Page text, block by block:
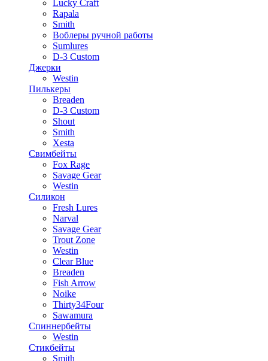
Lucky Craft
Rapala
Smith
Воблеры ручной работы
Sumlures
D-3 Custom
Джерки
Westin
Пилькеры
Breaden
D-3 Custom
Shout
Smith
Xesta
Свимбейты
Fox Rage
Savage Gear
Westin
Силикон
Fresh Lures
Narval
Savage Gear
Trout Zone
Westin
Clear Blue
Breaden
Fish Arrow
Noike
Thirty34Four
Sawamura
Спиннербейты
Westin
Стикбейты
Smith